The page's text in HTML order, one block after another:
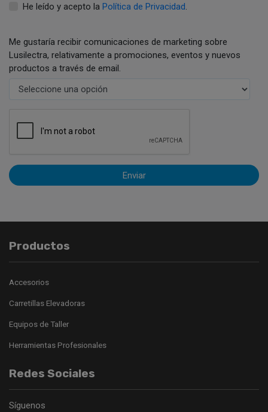
He leído y acepto la Política de Privacidad
Me gustaría recibir comunicaciones de marketing sobre
Lusilectra, relativamente a promociones, eventos y nuevos
productos a través de email.
Enviar
Productos
Accesorios
Carretillas Elevadoras
Equipos de Taller
Herramientas Profesionales
Redes Sociales
Síguenos